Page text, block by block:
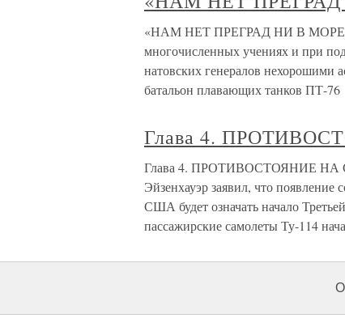
«НАМ НЕТ ПРЕГРАД НИ В МОРЕ,
многочисленных учениях и при
натовских генералов нехорошими
батальон плавающих танков ПТ-76
Глава 4.
Глава 4. ПРОТИВОСТОЯНИЕ НА
Эйзенхауэр заявил, что появление
США будет означать начало
пассажирские самолеты Ту-114
О